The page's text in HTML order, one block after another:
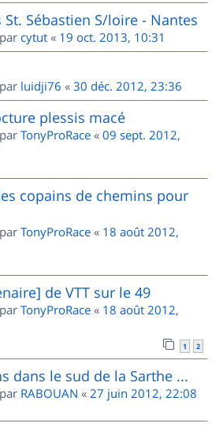
Sébastien S/loire - Nantes
cytut « 19 oct. 2013, 10:31
luidji76 « 30 déc. 2012, 23:36
plessis macé
TonyProRace « 09 sept. 2012,
copains de chemins pour
TonyProRace « 18 août 2012,
de VTT sur le 49
TonyProRace « 18 août 2012,
1 2
dans le sud de la Sarthe ...
RABOUAN « 27 juin 2012, 22:08